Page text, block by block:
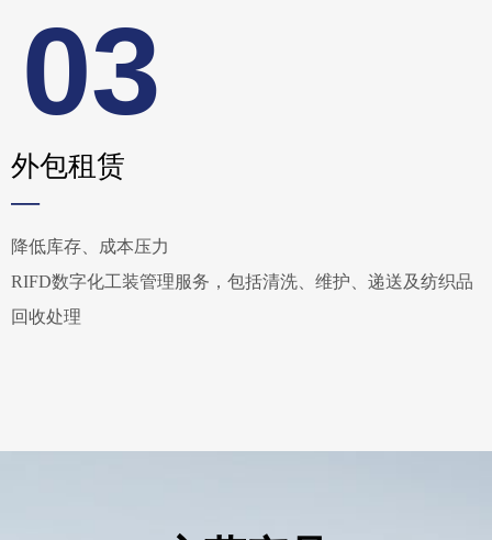
外包租赁
—
降低库存、成本压力
RIFD数字化工装管理服务，包括清洗、维护、递送及纺织品
回收处理
03